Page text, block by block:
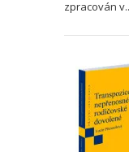
zpracován